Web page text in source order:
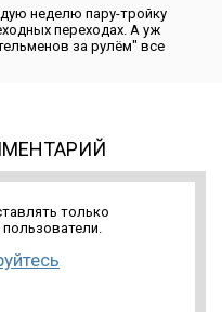
неделю пару-тройку
переходах. А уж
за рулём″ все
только